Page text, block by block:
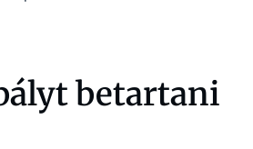
betartani